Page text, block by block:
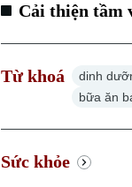
Cải thiện tầm
Từ khoá dinh
bữa ăn
Sức khỏe